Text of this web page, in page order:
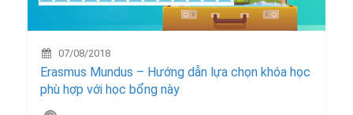
07/08/2018
Erasmus Mundus – Hướng dẫn lựa chọn khóa học
phù hợp với học bổng này